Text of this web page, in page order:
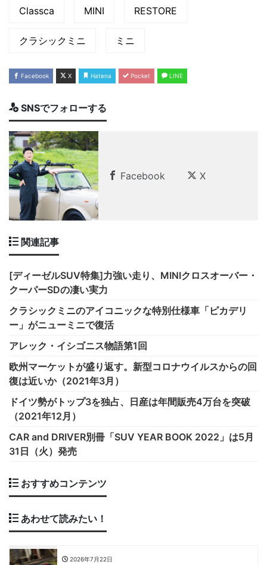
Classca MINI RESTORE
クラシックミニ ミニ
Facebook X Hatena Pocket LINE
SNSでフォローする
Facebook X
関連記事
[ディーゼルSUV特集]力強い走り、MINIクロスオーバー・
クーパーSDの凄い実力
クラシックミニのアイコニックな特別仕様車「ピカデリ
ー」がニューミニで復活
アレック・イシゴニス物語第1回
欧州マーケットが盛り返す。新型コロナウイルスからの回
復は近いか（2021年3月）
ドイツ勢がトップ3を独占、日産は年間販売4万台を突破
（2021年12月）
CAR and DRIVER別冊「SUV YEAR BOOK 2022」は5月
31日（火）発売
おすすめコンテンツ
あわせて読みたい！
2026年7月22日